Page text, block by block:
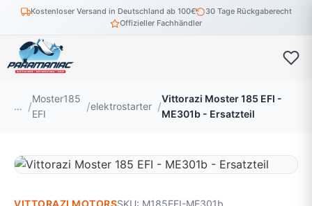
Kostenloser Versand in Deutschland ab 100€
30 Tage Rückgaberecht
Offizieller Fachhändler
…
Moster185
EFI
elektrostarter
Vittorazi Moster 185 EFI -
ME301b - Ersatzteil
VITTORAZI MOTORSSKU: M185EFI-ME301b